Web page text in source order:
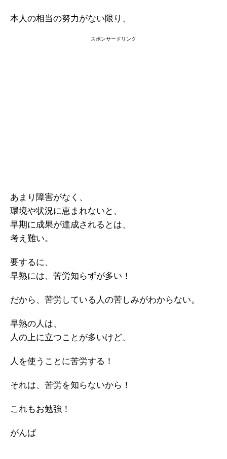
本人の相当の努力がない限り、
スポンサードリンク
あまり障害がなく、
環境や状況に恵まれないと、
早期に成果が達成されるとは、
考え難い。
要するに、
早熟には、苦労知らずが多い！
だから、苦労している人の苦しみがわからない。
早熟の人は、
人の上に立つことが多いけど、
人を使うことに苦労する！
それは、苦労を知らないから！
これもお勉強！
がんば